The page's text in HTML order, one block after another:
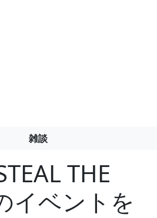
雑談
THE
イベントを